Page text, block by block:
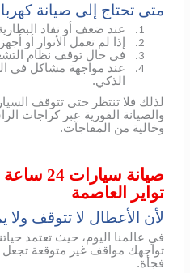
متى تحتاج إلى صيانة
1. عند ضعف أو نفاد
2. إذا لم تعمل الأنوار أو
3. في حال توقف نظام
4.
عند مواجهة مشاكل في
الذكي.
لذلك فلا تنتظر حتى تتوقف
والصيانة الفورية عبر كراجات
وخالية من المفاجآت.
صيانة
تواير العاصمة
لأن الأعطال لا تتوقف ولا
في عالمنا اليوم، حيث تعتمد
تواجهك مواقف غير متوقعة
فجأة.